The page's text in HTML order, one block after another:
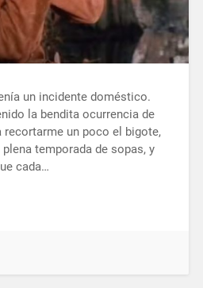
un incidente doméstico.
la bendita ocurrencia de
recortarme un poco el bigote,
temporada de sopas, y
cada…